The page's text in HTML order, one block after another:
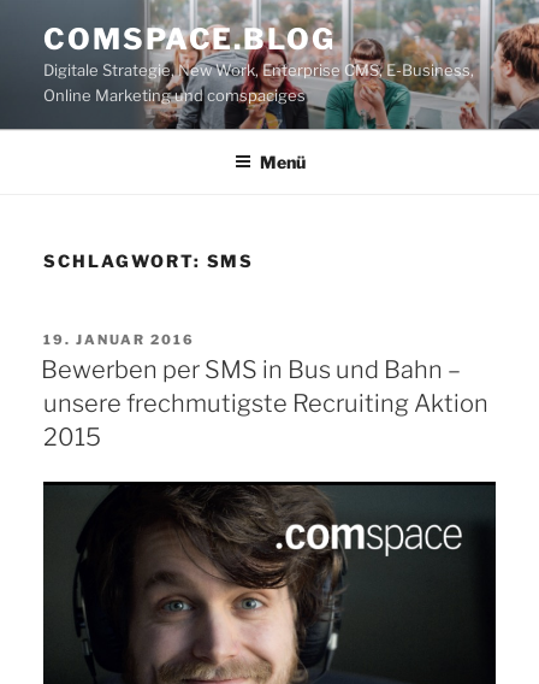
Inhalt
springen
COMSPACE.BLOG
Digitale Strategie, New Work, Enterprise CMS, E-Business,
Online Marketing und comspaciges
Menü
SCHLAGWORT: SMS
VERÖFFENTLICHT
AM
19. JANUAR 2016
Bewerben per SMS in Bus und Bahn –
unsere frechmutigste Recruiting Aktion
2015